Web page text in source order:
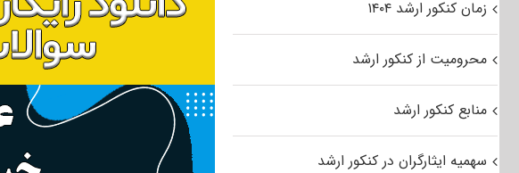
زمان کنکور ارشد ۱۴۰۴
محرومیت از کنکور ارشد
منابع کنکور ارشد
سهمیه ایثارگران در کنکور ارشد